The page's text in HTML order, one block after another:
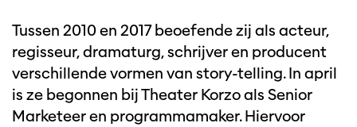
Tussen 2010 en 2017 beoefende zij als acteur,
regisseur, dramaturg, schrijver en producent
verschillende vormen van story-telling. In april
is ze begonnen bij Theater Korzo als Senior
Marketeer en programmamaker. Hiervoor